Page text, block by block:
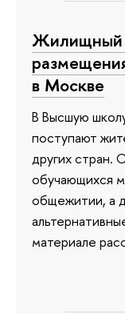
Жилищный
в Москве
В Высшую
поступают
других стран.
обучающихся
общежитии, а
материале